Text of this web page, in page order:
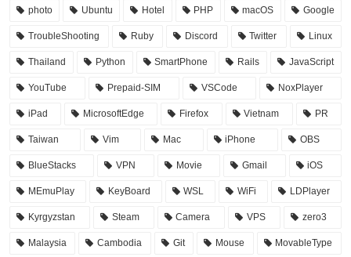
photo Ubuntu Hotel PHP macOS Google
TroubleShooting Ruby Discord Twitter Linux
Thailand Python SmartPhone Rails JavaScript
YouTube Prepaid-SIM VSCode NoxPlayer
iPad MicrosoftEdge Firefox Vietnam PR
Taiwan Vim Mac iPhone OBS
BlueStacks VPN Movie Gmail iOS
MEmuPlay KeyBoard WSL WiFi LDPlayer
Kyrgyzstan Steam Camera VPS zero3
Malaysia Cambodia Git Mouse MovableType